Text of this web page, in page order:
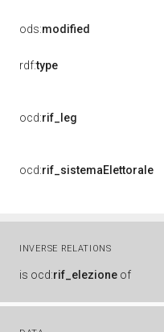
ods:modified
rdf:type
ocd:rif_leg
ocd:rif_sistemaElettorale
INVERSE RELATIONS
is ocd:rif_elezione of